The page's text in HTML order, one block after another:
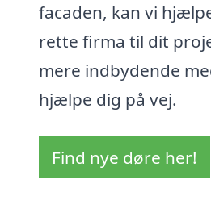
facaden, kan vi
rette firma til dit
mere indbydende
hjælpe dig på vej.
Find nye døre her!